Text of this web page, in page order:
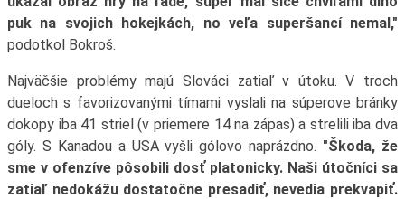
puk na svojich hokejkách, no veľa superšancí nemal,"
podotkol Bokroš.
Najväčšie problémy majú Slováci zatiaľ v útoku. V troch
dueloch s favorizovanými tímami vyslali na súperove bránky
dokopy iba 41 striel (v priemere 14 na zápas) a strelili iba dva
góly. S Kanadou a USA vyšli gólovo naprázdno. "Škoda, že
sme v ofenzíve pôsobili dosť platonicky. Naši útočníci sa
zatiaľ nedokážu dostatočne presadiť, nevedia prekvapiť.